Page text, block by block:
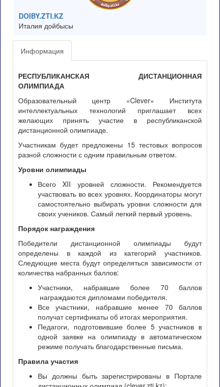
DOIBY.ZTI.KZ
Италия дойбысы
Информация
РЕСПУБЛИКАНСКАЯ ДИСТАНЦИОННАЯ
ОЛИМПИАДА
Образовательный центр «Clever» Института
интеллектуальных технологий приглашает всех
желающих принять участие в республиканской
дистанционной олимпиаде.
Участникам будет предложены 15 тестовых вопросов
разной сложности с одним правильным ответом.
Уровни олимпиады
Всего XII уровней сложности. Рекомендуется
участвовать во всех уровнях. Координаторы могут
самостоятельно выбирать уровни сложности для
своих учеников. Самый легкий первый уровень.
Порядок награждения
Победители дистанционной олимпиады будут
определены в каждой из категорий участников.
Следующие места будут определяться зависимости от
количества набранных баллов:
Участники, набравшие более 70 баллов
награждаются дипломами победителя.
Все участники, набравшие менее 70 баллов
получат сертификаты об итогах мероприятия.
Педагоги, подготовившие более 5 участников в
одной заявке на олимпиаду в автоматическом
режиме получать благодарственные письма.
Правила участия
Вы должны быть зарегистрированы в Портале